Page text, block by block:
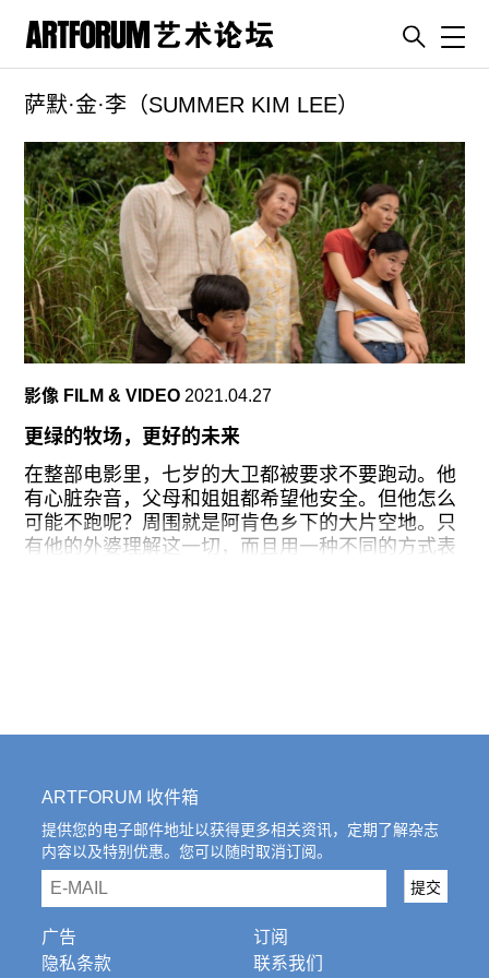
artguide
新闻
展评
杂志
专栏
视频
ENGLISH
订阅
往期内容
萨默·金·李（SUMMER KIM LEE）
影像 FILM & VIDEO 2021.04.27
更绿的牧场，更好的未来
在整部电影里，七岁的大卫都被要求不要跑动。他
有心脏杂音，父母和姐姐都希望他安全。但他怎么
可能不跑呢？周围就是阿肯色乡下的大片空地。只
有他的外婆理解这一切，而且用一种不同的方式表
国移民父母的生活经历拍摄的一部成长电影。电影
出售给美国南方越来越多的韩国移民。因为既没有
周围的社群支持也找不到合适的人来照顾大卫（艾
伦·S·金/Alan S. Kim饰）和姐姐安妮（诺尔·
曹/Noel Kate Cho饰），雅各布和妻子莫妮卡（韩
艺璃/Yeri Han）决定把莫妮卡的母亲顺子（尹汝
贞/Yeo-jeong Yoon饰）从韩国接来。他们在新的临
时居所安顿下来，莫妮卡负责摆放家具和整理衣
ARTFORUM 收件箱
提供您的电子邮件地址以获得更多相关资讯，定期了解杂志
内容以及特别优惠。您可以随时取消订阅。
email 提交
广告
隐私条款
订阅
联系我们